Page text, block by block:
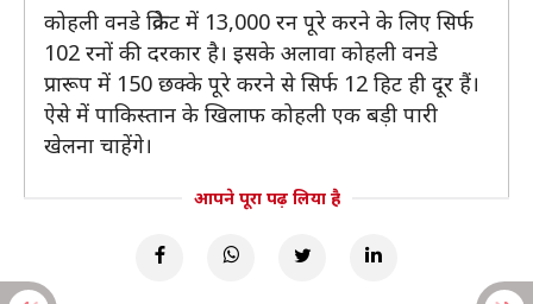
कोहली वनडे क्रिकेट में 13,000 रन पूरे करने के लिए सिर्फ
102 रनों की दरकार है। इसके अलावा कोहली वनडे
प्रारूप में 150 छक्के पूरे करने से सिर्फ 12 हिट ही दूर हैं।
ऐसे में पाकिस्तान के खिलाफ कोहली एक बड़ी पारी
खेलना चाहेंगे।
आपने पूरा पढ़ लिया है